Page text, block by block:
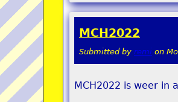
MCH2022
Submitted by remi on
MCH2022 is weer in